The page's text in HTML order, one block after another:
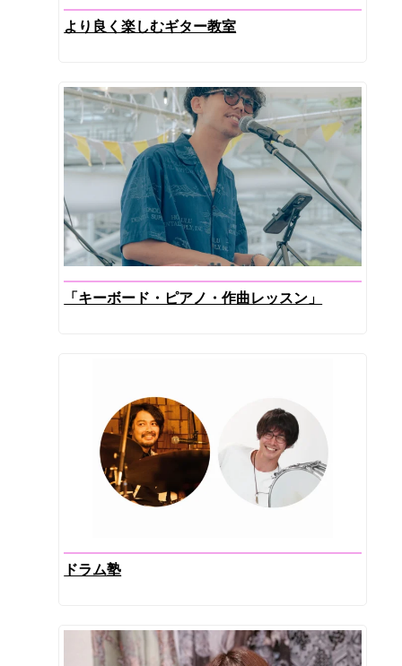
より良く楽しむギター教室
「キーボード・ピアノ・作曲レッスン」
ドラム塾